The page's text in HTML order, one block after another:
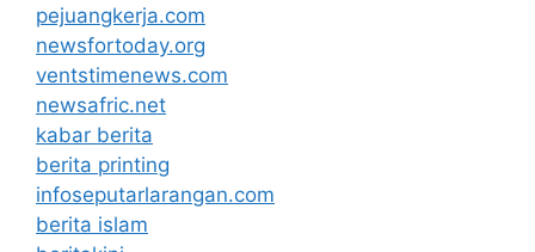
pejuangkerja.com
newsfortoday.org
ventstimenews.com
newsafric.net
kabar berita
berita printing
infoseputarlarangan.com
berita islam